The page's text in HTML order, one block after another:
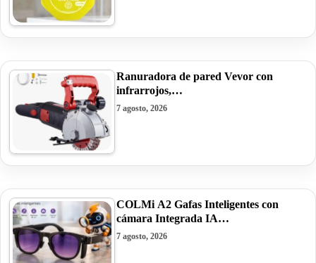
Ranuradora de pared Vevor con
infrarrojos,…
7 agosto, 2026
COLMi A2 Gafas Inteligentes con
cámara Integrada IA…
7 agosto, 2026